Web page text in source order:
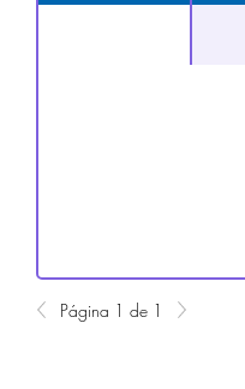
Página 1 de 1